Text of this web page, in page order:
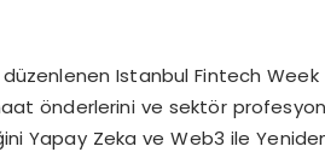
düzenlenen Istanbul Fintech
önderlerini ve sektör
Yapay Zeka ve Web3 ile